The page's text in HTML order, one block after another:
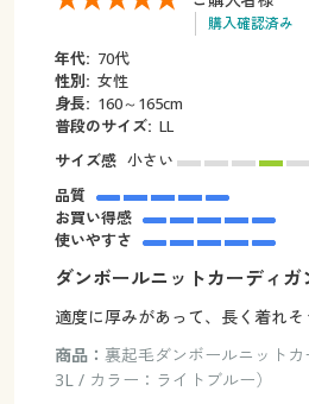
購入確認済み
年代: 70代
性別: 女性
身長: 160～165cm
普段のサイズ: LL
サイズ感 小さい
品質
お買い得感
使いやすさ
ダンボールニットカーディガ
適度に厚みがあって、長く着れそ
商品： 裏起毛ダンボールニットカ
3L / カラー：ライトブルー）